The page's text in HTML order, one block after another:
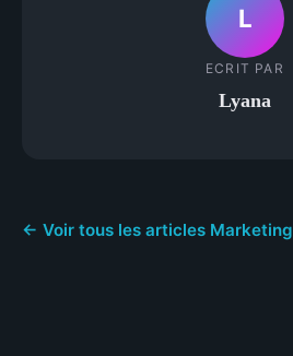
L
ECRIT PAR
Lyana
← Voir tous les articles Marketing